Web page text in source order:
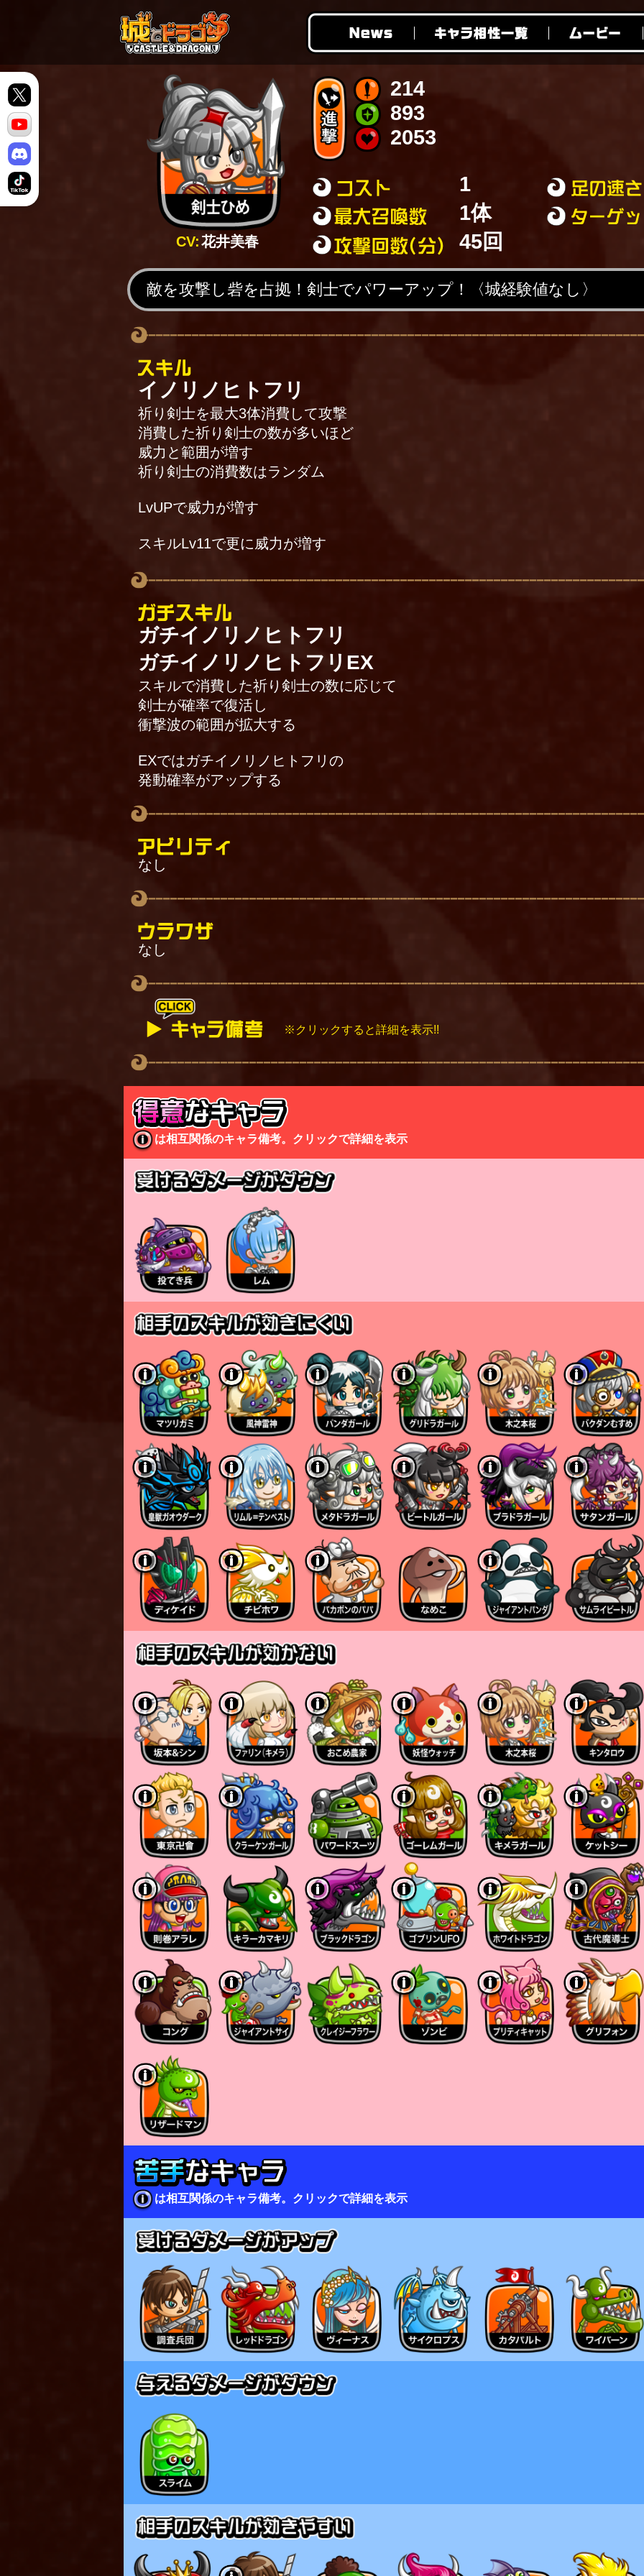
CV:花井美春
214
893
2053
1
1体
45回
敵を攻撃し砦を占拠！剣士でパワーアップ！〈城経験値なし〉
イノリノヒトフリ
祈り剣士を最大3体消費して攻撃
消費した祈り剣士の数が多いほど
威力と範囲が増す
祈り剣士の消費数はランダム
LvUPで威力が増す
スキルLv11で更に威力が増す
ガチイノリノヒトフリ
ガチイノリノヒトフリEX
スキルで消費した祈り剣士の数に応じて
剣士が確率で復活し
衝撃波の範囲が拡大する
EXではガチイノリノヒトフリの
発動確率がアップする
なし
なし
※クリックすると詳細を表示!!
砦の占拠が可能。
▼祈り剣士について
敵味方を問わず、名前に「剣士」が含まれるキャラが倒されると、
剣士ひめに「祈り剣士」が蓄積される。
「祈り剣士」は以下の状態の場合に蓄積される。
・フィールドにいる場合
⇨剣士ひめの周囲に集まる
・手札にいる場合
⇨手札の剣士ひめアイコンに吸収される
タッグ・トリオでは、同じチームに複数体の剣士ひめが存在する場合、
名前に「剣士」が含まれるキャラが倒されると、
チーム内の剣士ひめ1体に「祈り剣士」が蓄積される。
※戦場に複数体召喚されている場合、
倒された位置から距離が近い剣士ひめに優先して蓄積される
※複数体が同じ距離にいる場合や全員が手札にいる場合は、
ランダムな剣士ひめに蓄積される
「祈り剣士」の蓄積数は以下の方法で確認でき、
剣士ひめのアイコン上部に蓄積数が表示される。
「祈り剣士が蓄積される瞬間」
「手札のアイコンをタップした時」
「スキルで祈り剣士が消費された瞬間」
※時間の経過で非表示になります
▼祈り剣士の蓄積による効果
「祈り剣士」が1体蓄積される毎に攻撃力とスキル発動率が上昇する。
「祈り剣士」の上限数（周囲に配置される数）は20体で、
蓄積数により攻撃力とスキル発動率が変動する。
※上限数まで達した場合のスキル発動率は100%
また、フィールド上に剣士ひめがいる場合は、
「祈り剣士」が蓄積されていく毎に剣士ひめの「HP」が回復する。
※回復する回数には上限があり、上限に達するとHPの回復は行われない
▼祈り剣士の種類
「祈り剣士」の種類は以下の3種類が存在し、
以下の順番で攻撃力の上昇値が高い。
「味方の剣士」
「味方のキャラ剣士」
「敵の剣士とキャラ剣士」
※キャラ剣士：重剣士、カエル剣士、ふとっちょ剣士、竜剣士レードラ、ネ
※スキル発動率の上昇値とHPの回復値は「祈り剣士」の種類に関係なく同一
※今後、名前に剣士が含まれるキャラが登場した場合は、キャラ剣士の対象
▼スキルについて
スキル「イノリノヒトフリ」は「祈り剣士」を最大3体消費して攻撃する。
消費した祈り剣士の数が多いほど威力と衝撃波の範囲が増す。
※祈り剣士の消費数は1体〜3体のランダム
ダメージは直撃した敵に加え、
剣を振り下ろした時の衝撃波で周囲の敵にもダメージを与える。
※直撃した敵には衝撃波のダメージもヒットする
※スキル攻撃は空の敵にも攻撃がヒットする
▼ガチスキルについて
衝撃波の範囲が拡大する。
さらに、剣士ひめのスキルで消費した祈り剣士の数に応じて、
周囲にランダムな数の剣士が召喚される。
※剣士の数は0体〜最大3体まで
※スキルで消費した祈り剣士の数を超えて、剣士が召喚されることはない
例）スキルで「祈り剣士」を2体消費した場合は
0体〜2体までの範囲でランダムに剣士が召喚される。
▼剣士ひめのボイス変更について
は相互関係のキャラ備考。クリックで詳細を表示
は相互関係のキャラ備考。クリックで詳細を表示